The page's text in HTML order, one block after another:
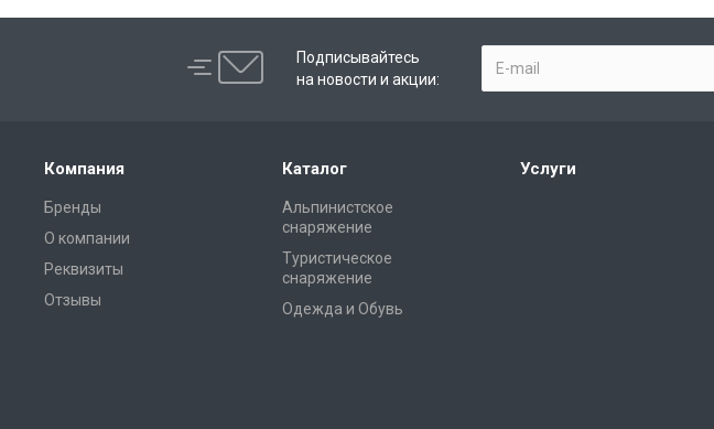
Подписывайтесь
на новости и акции:
Компания
Бренды
О компании
Реквизиты
Отзывы
Каталог
Альпинистское
снаряжение
Туристическое
снаряжение
Одежда и Обувь
Услуги